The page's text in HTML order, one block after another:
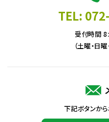
TEL:
受付時間
（土曜・日
下記ボタンから